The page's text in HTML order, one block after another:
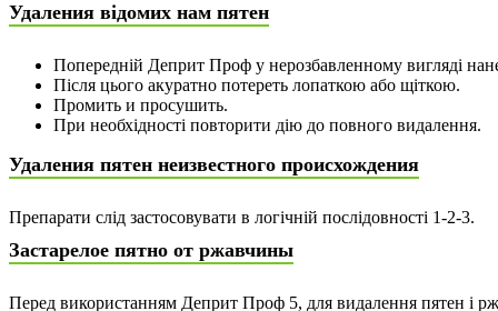
Удаления відомих нам пятен
Попередній Деприт Проф у нерозбавленному вигляді
Після цього акуратно потереть лопаткою або щіткою.
Промить и просушить.
При необхідності повторити дію до повного видалення.
Удаления пятен неизвестного происхождения
Препарати слід застосовувати в логічній послідовності 1-2-3.
Застарелое пятно от ржавчины
Перед використанням Деприт Проф 5, для видалення пятен і